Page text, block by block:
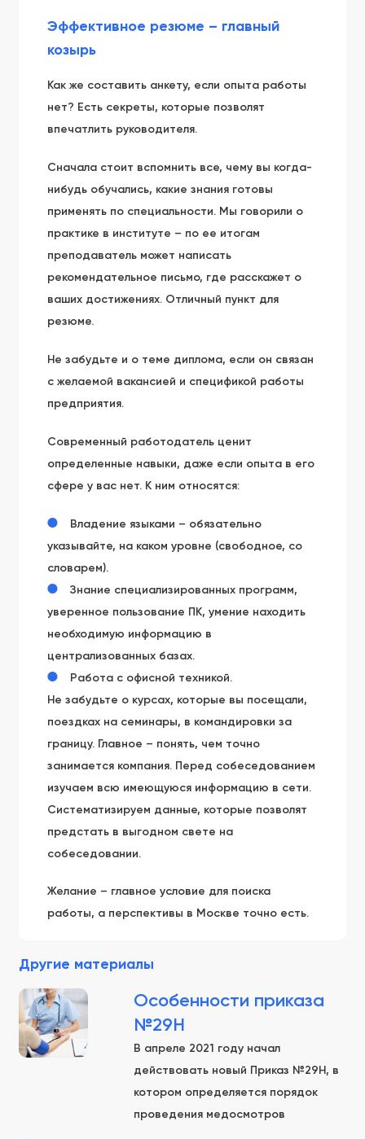
Эффективное резюме – главный
козырь
Как же составить анкету, если опыта работы
нет? Есть секреты, которые позволят
впечатлить руководителя.
Сначала стоит вспомнить все, чему вы когда-
нибудь обучались, какие знания готовы
применять по специальности. Мы говорили о
практике в институте – по ее итогам
преподаватель может написать
рекомендательное письмо, где расскажет о
ваших достижениях. Отличный пункт для
резюме.
Не забудьте и о теме диплома, если он связан
с желаемой вакансией и спецификой работы
предприятия.
Современный работодатель ценит
определенные навыки, даже если опыта в его
сфере у вас нет. К ним относятся:
Владение языками – обязательно
указывайте, на каком уровне (свободное, со
словарем).
Знание специализированных программ,
уверенное пользование ПК, умение находить
необходимую информацию в
централизованных базах.
Работа с офисной техникой.
Не забудьте о курсах, которые вы посещали,
поездках на семинары, в командировки за
границу. Главное – понять, чем точно
занимается компания. Перед собеседованием
изучаем всю имеющуюся информацию в сети.
Систематизируем данные, которые позволят
предстать в выгодном свете на
собеседовании.
Желание – главное условие для поиска
работы, а перспективы в Москве точно есть.
Другие материалы
Особенности приказа
№29Н
В апреле 2021 году начал
действовать новый Приказ №29Н, в
котором определяется порядок
проведения медосмотров